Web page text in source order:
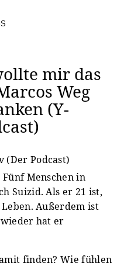
mir das
Weg
(Y-
Menschen in
Suizid. Als er 21 ist,
Außerdem ist
hat er
finden? Wie fühlen